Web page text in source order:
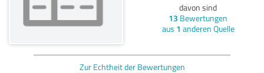
davon sind
13 Bewertungen
aus 1 anderen Quelle
Zur Echtheit der Bewertungen